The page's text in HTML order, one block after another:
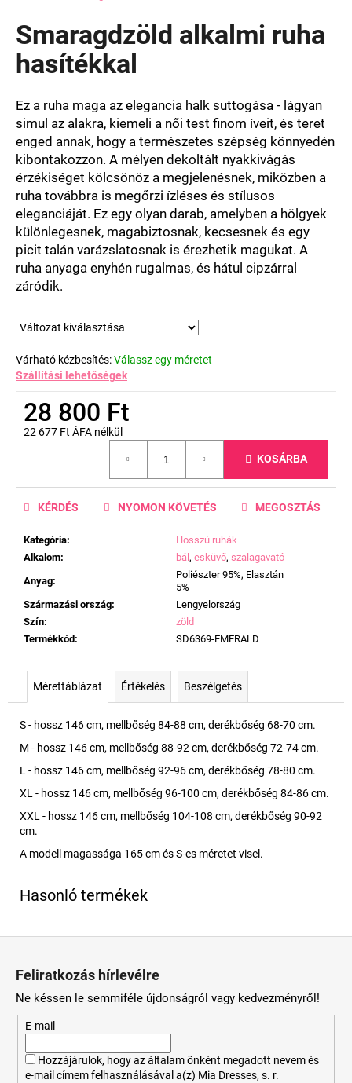
átlagos
értékelése
5-
csillag.
Smaragdzöld alkalmi ruha
hasítékkal
Ez a ruha maga az elegancia halk suttogása - lágyan
simul az alakra, kiemeli a női test finom íveit, és teret
enged annak, hogy a természetes szépség könnyedén
kibontakozzon. A mélyen dekoltált nyakkivágás
érzékiséget kölcsönöz a megjelenésnek, miközben a
ruha továbbra is megőrzi ízléses és stílusos
eleganciáját. Ez egy olyan darab, amelyben a hölgyek
különlegesnek, magabiztosnak, kecsesnek és egy
picit talán varázslatosnak is érezhetik magukat. A
ruha anyaga enyhén rugalmas, és hátul cipzárral
záródik.
Várható kézbesítés:Válassz egy méretet
Szállítási lehetőségek
28 800 Ft
22 677 Ft ÁFA nélkül
KOSÁRBA
Kategória:
Hosszú ruhák
Alkalom: bál, esküvő, szalagavató
Anyag:
Poliészter 95%, Elasztán
5%
Származási ország:
Lengyelország
Szín:
zöld
Termékkód: SD6369-EMERALD
KÉRDÉS NYOMON KÖVETÉS MEGOSZTÁS
Mérettáblázat Értékelés Beszélgetés
S - hossz 146 cm, mellbőség 84-88 cm, derékbőség 68-70 cm.
M - hossz 146 cm, mellbőség 88-92 cm, derékbőség 72-74 cm.
L - hossz 146 cm, mellbőség 92-96 cm, derékbőség 78-80 cm.
XL - hossz 146 cm, mellbőség 96-100 cm, derékbőség 84-86 cm.
XXL - hossz 146 cm, mellbőség 104-108 cm, derékbőség 90-92
cm.
A modell magassága 165 cm és S-es méretet visel.
Feliratkozás hírlevélre
Ne késsen le semmiféle újdonságról vagy kedvezményről!
E-mail
Hozzájárulok, hogy az általam önként megadott nevem és
e-mail címem felhasználásával a(z) Mia Dresses, s. r.